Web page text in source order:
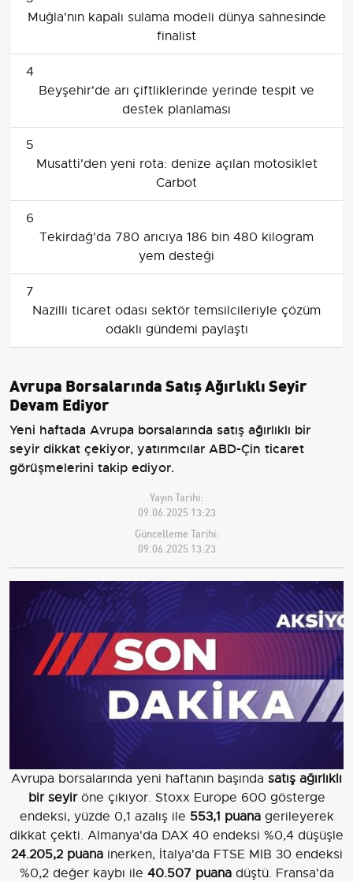
Muğla'nın kapalı sulama modeli dünya sahnesinde
finalist
4
Beyşehir'de arı çiftliklerinde yerinde tespit ve
destek planlaması
5
Musatti'den yeni rota: denize açılan motosiklet
Carbot
6
Tekirdağ'da 780 arıcıya 186 bin 480 kilogram
yem desteği
7
Nazilli ticaret odası sektör temsilcileriyle çözüm
odaklı gündemi paylaştı
Avrupa Borsalarında Satış Ağırlıklı Seyir
Devam Ediyor
Yeni haftada Avrupa borsalarında satış ağırlıklı bir
seyir dikkat çekiyor, yatırımcılar ABD-Çin ticaret
görüşmelerini takip ediyor.
Yayın Tarihi:
09.06.2025 13:23
Güncelleme Tarihi:
09.06.2025 13:23
Avrupa borsalarında yeni haftanın başında satış ağırlıklı
bir seyiröne çıkıyor. Stoxx Europe 600 gösterge
endeksi, yüzde 0,1 azalış ile 553,1 puanagerileyerek
dikkat çekti. Almanya'da DAX 40 endeksi %0,4 düşüşle
24.205,2 puanainerken, İtalya'da FTSE MIB 30 endeksi
%0,2 değer kaybı ile 40.507 puanadüştü. Fransa'da